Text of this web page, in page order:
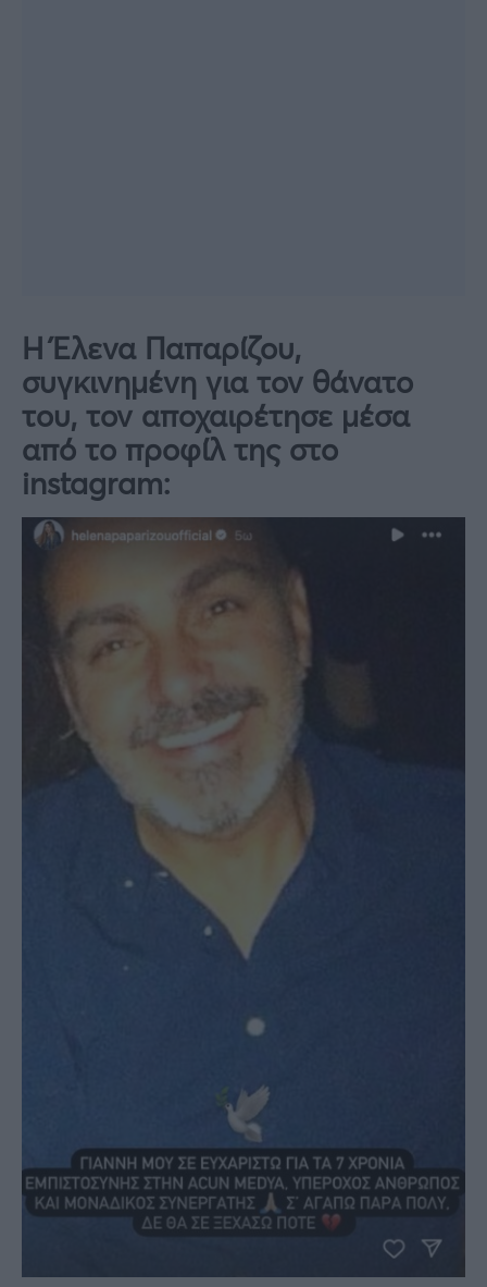
Η Έλενα Παπαρίζου,
συγκινημένη για τον θάνατο
του, τον αποχαιρέτησε μέσα
από το προφίλ της στο
instagram: